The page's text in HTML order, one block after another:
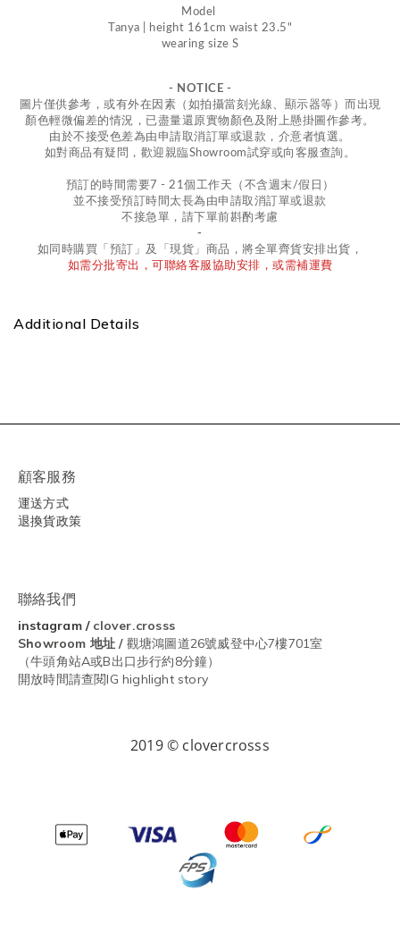
Model
Tanya | height 161cm waist 23.5"
wearing size S
- NOTICE -
圖片僅供參考，或有外在因素（如拍攝當刻光線、 顯示器等 ）而出現
顏色輕微偏差的情況， 已盡量還原實物顏色及附上懸掛圖作參考。
由於不接受色差為由申請取消訂單或退款， 介意者慎選。
如對商品有疑問，歡迎親臨Showroom試穿或向客服查詢。
預訂的時間需要7 - 21個工作天（不含週末/假日）
並不接受預訂時間太長為由申請取消訂單或退款
不接急單，請下單前斟酌考慮
-
如同時購買「預訂」及「現貨」商品，將全單齊貨安排出貨，
如需分批寄出，可聯絡客服協助安排，或需補運費
Additional Details
顧客服務
運送方式
退換貨政策
聯絡我們
instagram/ clover.crosss
Showroom 地址 / 觀塘鴻圖道26號威登中心7樓701室
（牛頭角站A或B出口步行約8分鐘）
開放時間請查閱IG highlight story
2019 © clovercrosss